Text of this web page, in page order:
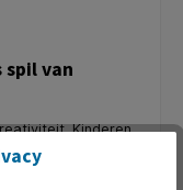
spil van
Kinderen
veel